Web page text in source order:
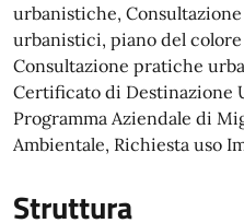
urbanistiche,
urbanistici, piano del
Consultazione pratiche
Certificato di Destinazione
Programma Aziendale di
Ambientale, Richiesta uso
Struttura